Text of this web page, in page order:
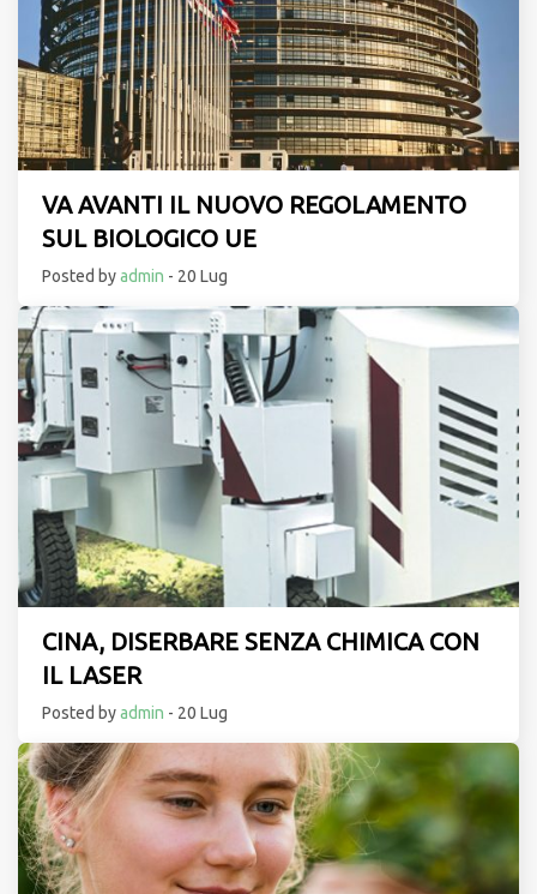
VA AVANTI IL NUOVO REGOLAMENTO
SUL BIOLOGICO UE
Posted byadmin - 20 Lug
CINA, DISERBARE SENZA CHIMICA CON
IL LASER
Posted byadmin - 20 Lug